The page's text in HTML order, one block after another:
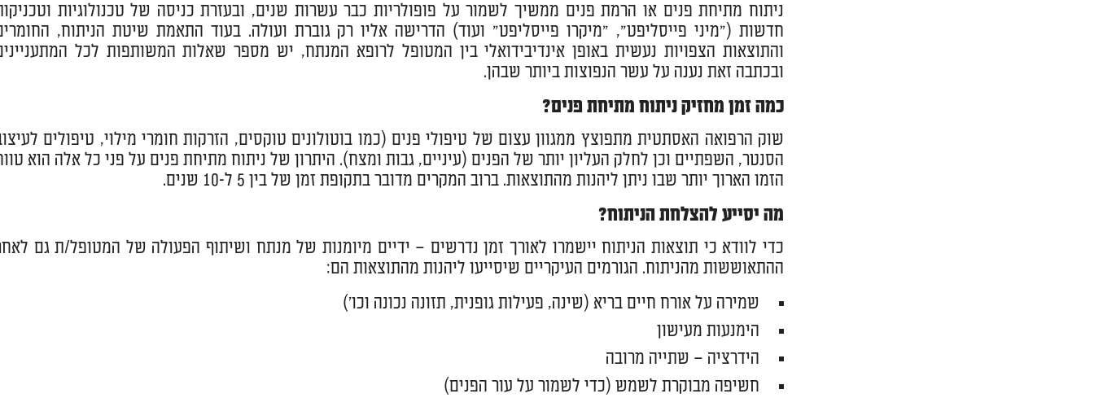
ניתוח מתיחת פנים או הרמת פנים ממשיך לשמור על פופולריות כבר עשרות שנים, ובעזרת כניסה של טכנולוגיות
חדשות ("מיני פייסליפט", "מיקרו פייסליפט" ועוד) הדרישה אליו רק גוברת ועולה. בעוד התאמת שיטת הניתוח,
והתוצאות הצפויות נעשית באופן אינדיבידואלי בין המטופל לרופא המנתח, יש מספר שאלות המשותפות לכל
ובכתבה זאת נענה על עשר הנפוצות ביותר שבהן.
כמה זמן מחזיק ניתוח מתיחת פנים?
שוק הרפואה האסתטית מתפוצץ ממגוון עצום של טיפולי פנים (כמו בוטולונים טוקסים, הזרקות חומרי מילוי, טיפולים
הסנטר, השפתיים וכן לחלק העליון יותר של הפנים (עיניים, גבות ומצח). היתרון של ניתוח מתיחת פנים על פני כל אלה הוא
הזמו הארוך יותר שבו ניתן ליהנות מהתוצאות. ברוב המקרים מדובר בתקופת זמן של בין 5 ל-10 שנים.
מה יסייע להצלחת הניתוח?
כדי לוודא כי תוצאות הניתוח יישמרו לאורך זמן נדרשים – ידיים מיומנות של מנתח ושיתוף הפעולה של המטופל/ת גם
ההתאוששות מהניתוח. הגורמים העיקריים שיסייעו ליהנות מהתוצאות הם:
שמירה על אורח חיים בריא (שינה, פעילות גופנית, תזונה נכונה וכו')
הימנעות מעישון
הידרציה – שתייה מרובה
חשיפה מבוקרת לשמש (כדי לשמור על עור הפנים)